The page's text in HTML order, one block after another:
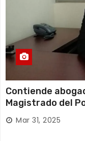
Contiende
Magistrado del
Huajuapan de León
Mar 31, 2025